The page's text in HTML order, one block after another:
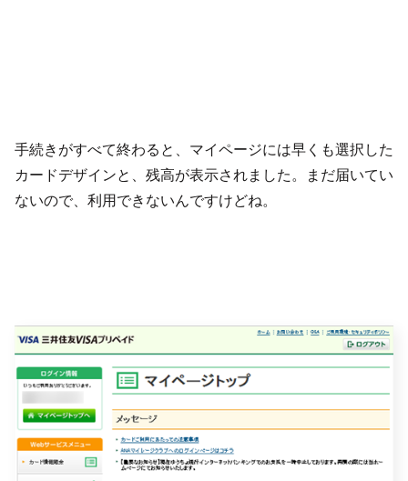
手続きがすべて終わると、マイページには早くも選択した
カードデザインと、残高が表示されました。まだ届いてい
ないので、利用できないんですけどね。